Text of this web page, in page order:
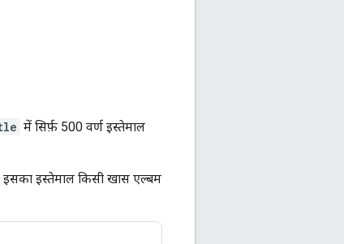
में सिर्फ़ 500 वर्ण इस्तेमाल
इस्तेमाल किसी खास एल्बम